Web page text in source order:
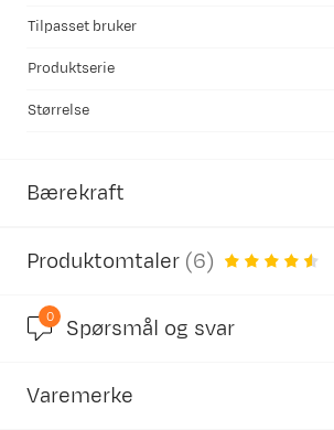
Tilpasset bruker
Produktserie
Størrelse
Bærekraft
OEKO-Tex Standard 100
Produktomtaler (6)
4.0
0 Spørsmål og svar
Varemerke